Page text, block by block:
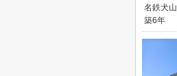
名鉄犬
築6年